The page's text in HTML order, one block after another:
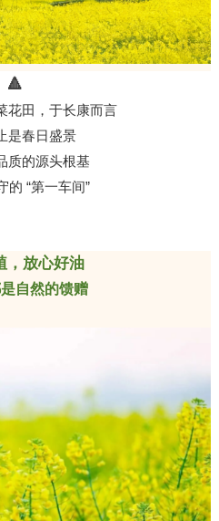
🔺
花田，于长康而言
是春日盛景
质的源头根基
的 “第一车间”
，放心好油
自然的馈赠